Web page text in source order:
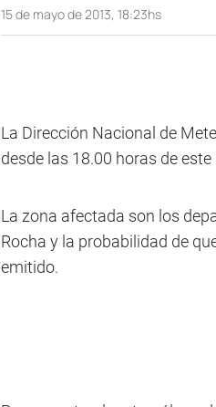
15 de mayo de 2013, 18:23hs
La Dirección Nacional de
desde las 18.00 horas de
La zona afectada son los
Rocha y la probabilidad de
emitido.